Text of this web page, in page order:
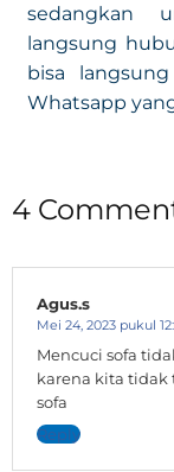
sedangkan
langsung
bisa
Whatsapp
4
Agus.s
Mei 24, 2023 pukul
Mencuci sofa
karena kita tidak
sofa
Reply